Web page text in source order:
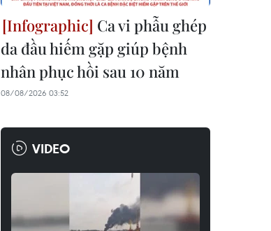
Ca vi phẫu ghép
da đầu hiếm gặp giúp bệnh
nhân phục hồi sau 10 năm
08/08/2026 03:52
VIDEO